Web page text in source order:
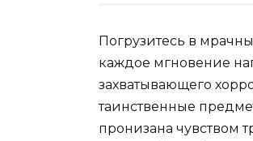
Погрузитесь в
каждое мгновение
захватывающего
таинственные
пронизана чувством